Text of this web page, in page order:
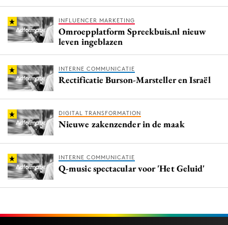
INFLUENCER MARKETING
Omroepplatform Spreekbuis.nl nieuw
leven ingeblazen
INTERNE COMMUNICATIE
Rectificatie Burson-Marsteller en Israël
DIGITAL TRANSFORMATION
Nieuwe zakenzender in de maak
INTERNE COMMUNICATIE
Q-music spectacular voor 'Het Geluid'